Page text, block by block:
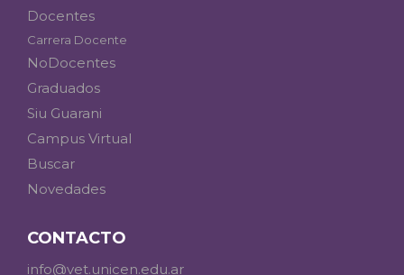
Docentes
Carrera Docente
NoDocentes
Graduados
Siu Guarani
Campus Virtual
Buscar
Novedades
CONTACTO
info@vet.unicen.edu.ar